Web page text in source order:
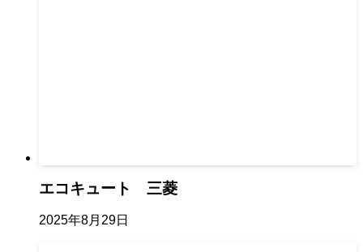
エコキュート 三菱
2025年8月29日